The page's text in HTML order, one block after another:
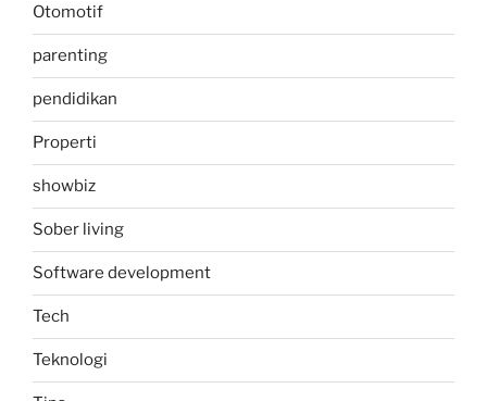
Otomotif
parenting
pendidikan
Properti
showbiz
Sober living
Software development
Tech
Teknologi